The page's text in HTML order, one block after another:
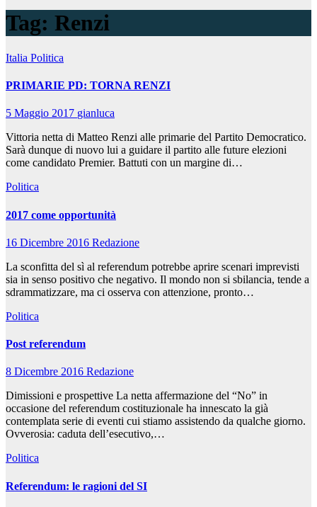
Tag: Renzi
Italia Politica
PRIMARIE PD: TORNA RENZI
5 Maggio 2017 gianluca
Vittoria netta di Matteo Renzi alle primarie del Partito Democratico.
Sarà dunque di nuovo lui a guidare il partito alle future elezioni
come candidato Premier. Battuti con un margine di…
Politica
2017 come opportunità
16 Dicembre 2016 Redazione
La sconfitta del sì al referendum potrebbe aprire scenari imprevisti
sia in senso positivo che negativo. Il mondo non si sbilancia, tende a
sdrammatizzare, ma ci osserva con attenzione, pronto…
Politica
Post referendum
8 Dicembre 2016 Redazione
Dimissioni e prospettive La netta affermazione del “No” in
occasione del referendum costituzionale ha innescato la già
contemplata serie di eventi cui stiamo assistendo da qualche giorno.
Ovverosia: caduta dell’esecutivo,…
Politica
Referendum: le ragioni del SI